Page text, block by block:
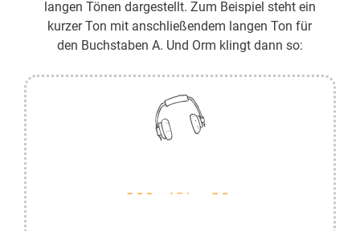
langen Tönen dargestellt. Zum Beispiel steht ein
kurzer Ton mit anschließendem langen Ton für
den Buchstaben A. Und Orm klingt dann so: